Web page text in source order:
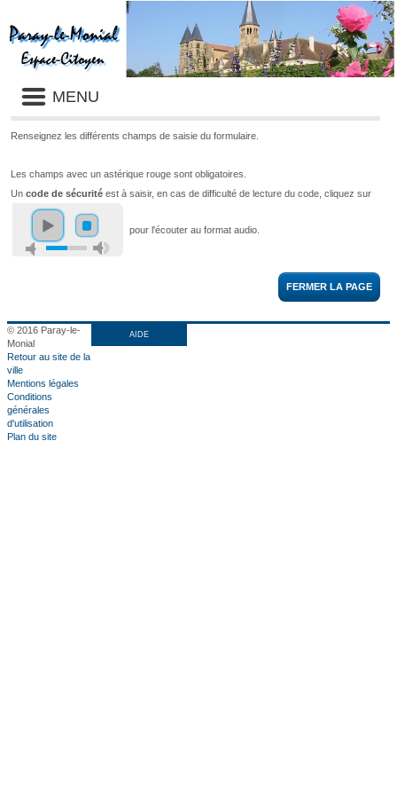
Liste
des
avertissements
MENU
Renseignez les différents champs de saisie du formulaire.
Les champs avec un astérique rouge sont obligatoires.
Un code de sécurité est à saisir, en cas de difficulté de lecture du code, cliquez sur
pour l'écouter au format audio.
FERMER LA PAGE
© 2016 Paray-le-
Monial
Retour au site de la
ville
Mentions légales
Conditions
générales
d'utilisation
Plan du site
AIDE